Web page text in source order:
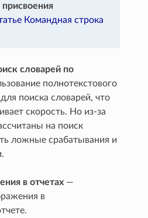
присвоения
Командная строка
словарей по
полнотекстового
поиска словарей, что
скорость. Но из-за
на поиск
ложные срабатывания и
в отчетах —
в